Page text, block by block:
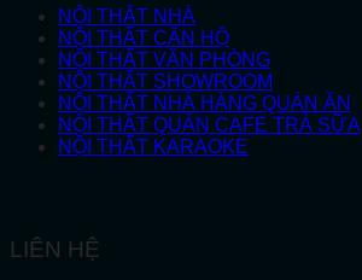
NỘI THẤT NHÀ
NỘI THẤT CĂN HỘ
NỘI THẤT VĂN PHÒNG
NỘI THẤT SHOWROOM
NỘI THẤT NHÀ HÀNG QUÁN ĂN
NỘI THẤT QUÁN CAFE TRÀ SỮA
NỘI THẤT KARAOKE
LIÊN HỆ